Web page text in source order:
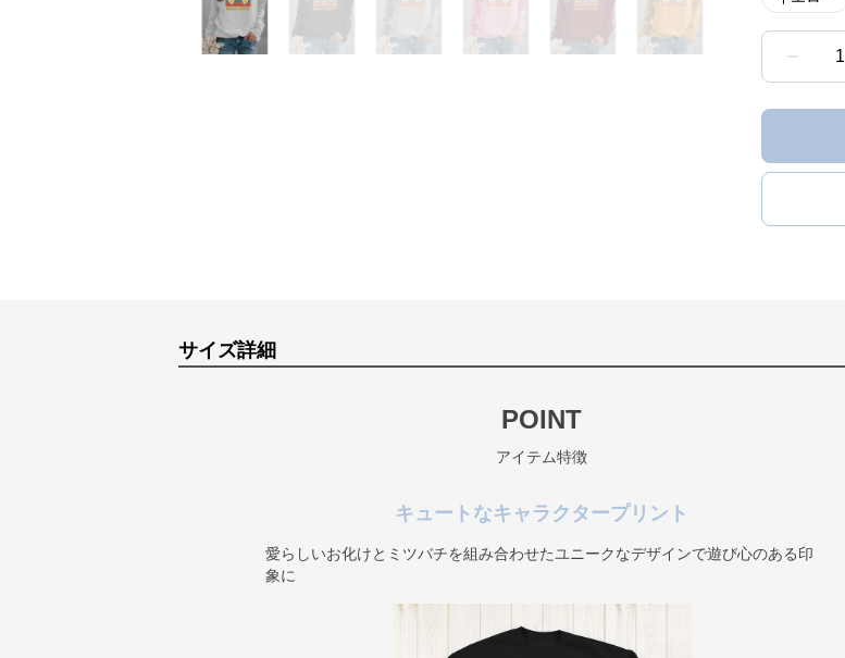
1
サイズ詳細
POINT
アイテム特徴
キュートなキャラクタープリント
愛らしいお化けとミツバチを組み合わせたユニークなデザインで遊び心のある印
象に